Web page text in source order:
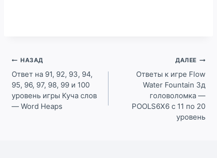
Навигация
по
записям
НАЗАД
Ответ на 91, 92, 93, 94,
95, 96, 97, 98, 99 и 100
уровень игры Куча слов
— Word Heaps
ДАЛЕЕ
Ответы к игре Flow
Water Fountain 3д
головоломка —
POOLS6X6 c 11 по 20
уровень